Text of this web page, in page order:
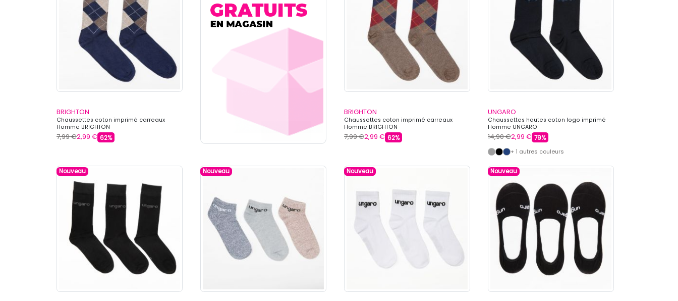
BRIGHTON
Chaussettes coton imprimé carreaux
Homme BRIGHTON
7,99 €2,99 € 62%
BRIGHTON
Chaussettes coton imprimé carreaux
Homme BRIGHTON
7,99 €2,99 € 62%
UNGARO
Chaussettes hautes coton logo imprimé
Homme UNGARO
14,90 €2,99 € 79%
+ 1 autres couleurs
Nouveau Nouveau Nouveau Nouveau